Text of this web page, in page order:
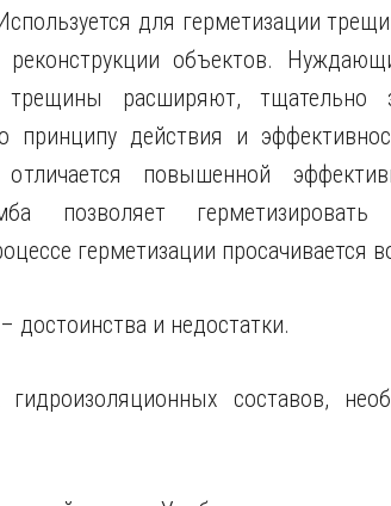
для герметизации
объектов.
трещины расширяют, тщательно
принципу действия и
повышенной
позволяет
герметизации просачивается
достоинства и недостатки.
гидроизоляционных составов,